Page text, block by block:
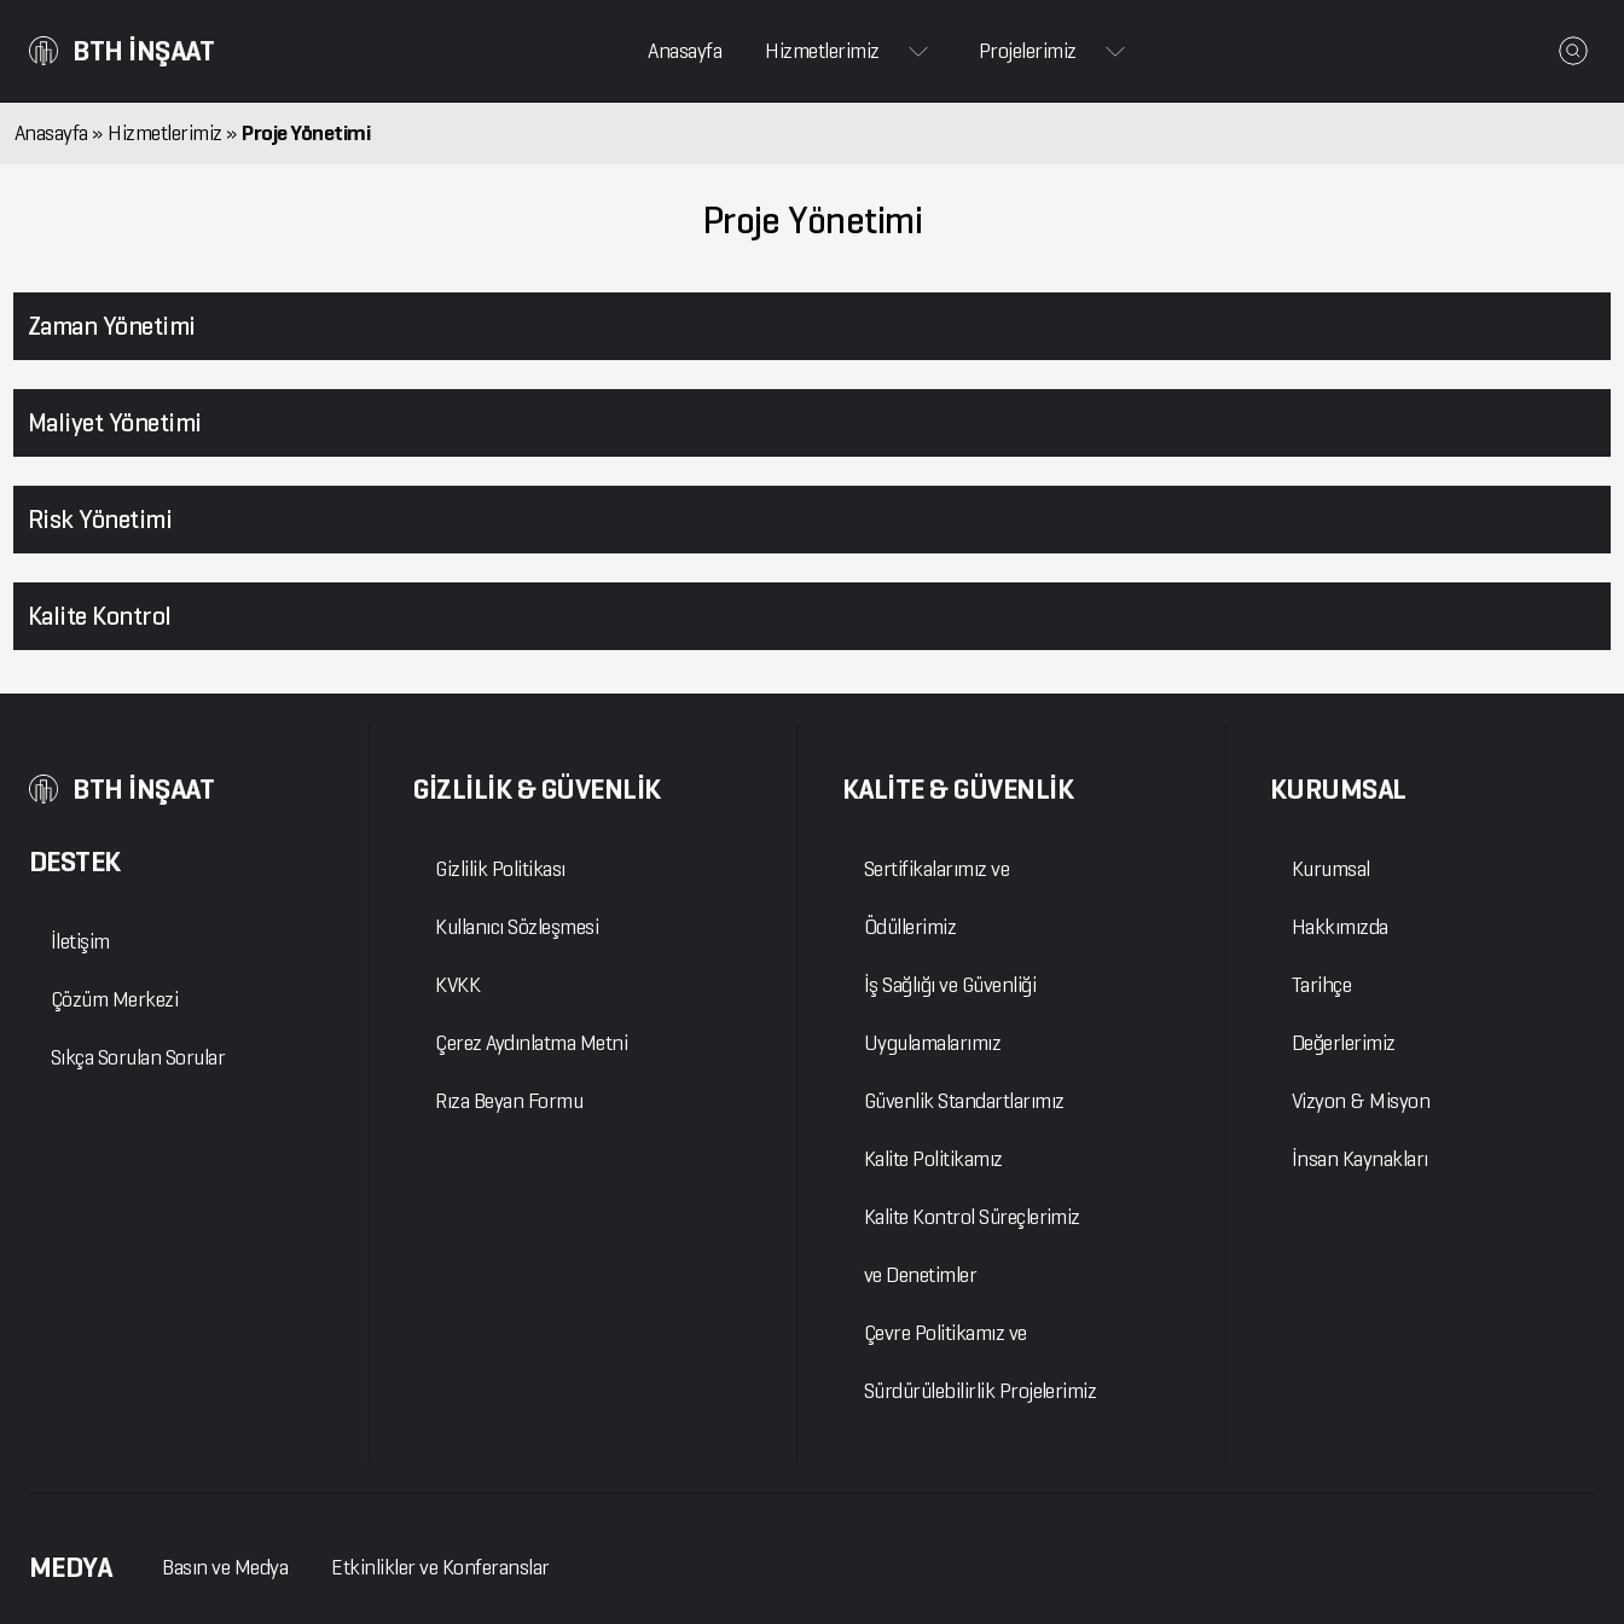
BTH İNŞAAT Anasayfa Hizmetlerimiz Projelerimiz
Anasayfa » Hizmetlerimiz » Proje Yönetimi
Proje Yönetimi
Zaman Yönetimi
Maliyet Yönetimi
Risk Yönetimi
Kalite Kontrol
BTH İNŞAAT
DESTEK
İletişim
Çözüm Merkezi
Sıkça Sorulan Sorular
GİZLİLİK & GÜVENLİK
Gizlilik Politikası
Kullanıcı Sözleşmesi
KVKK
Çerez Aydınlatma Metni
Rıza Beyan Formu
KALİTE & GÜVENLİK
Sertifikalarımız ve
Ödüllerimiz
İş Sağlığı ve Güvenliği
Uygulamalarımız
Güvenlik Standartlarımız
Kalite Politikamız
Kalite Kontrol Süreçlerimiz
ve Denetimler
Çevre Politikamız ve
Sürdürülebilirlik Projelerimiz
KURUMSAL
Kurumsal
Hakkımızda
Tarihçe
Değerlerimiz
Vizyon & Misyon
İnsan Kaynakları
MEDYA Basın ve Medya Etkinlikler ve Konferanslar